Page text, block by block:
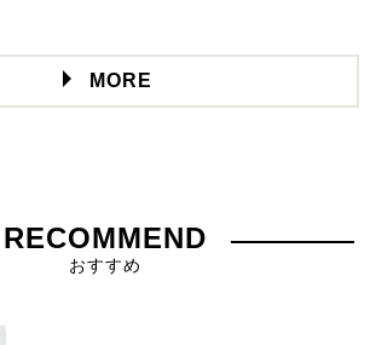
MORE
RECOMMEND
おすすめ